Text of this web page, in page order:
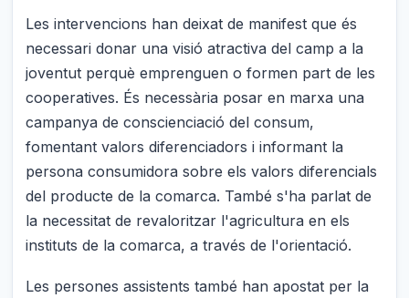
Les intervencions han deixat de manifest que és
necessari donar una visió atractiva del camp a la
joventut perquè emprenguen o formen part de les
cooperatives. És necessària posar en marxa una
campanya de conscienciació del consum,
fomentant valors diferenciadors i informant la
persona consumidora sobre els valors diferencials
del producte de la comarca. També s'ha parlat de
la necessitat de revaloritzar l'agricultura en els
instituts de la comarca, a través de l'orientació.
Les persones assistents també han apostat per la